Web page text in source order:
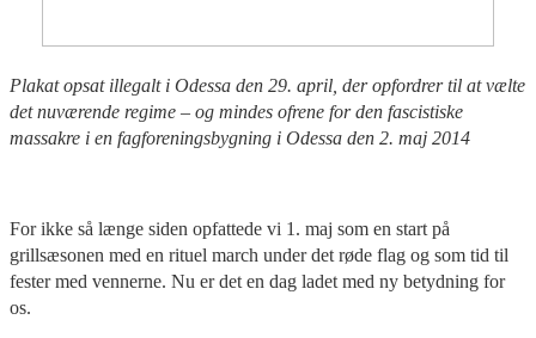
Plakat opsat illegalt i Odessa den 29. april, der opfordrer til at vælte
det nuværende regime – og mindes ofrene for den fascistiske
massakre i en fagforeningsbygning i Odessa den 2. maj 2014
For ikke så længe siden opfattede vi 1. maj som en start på
grillsæsonen med en rituel march under det røde flag og som tid til
fester med vennerne. Nu er det en dag ladet med ny betydning for
os.